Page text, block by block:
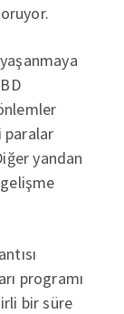
paralar
yandan
programı
bir süre